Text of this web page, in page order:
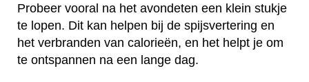
Probeer vooral na het avondeten een klein stukje
te lopen. Dit kan helpen bij de spijsvertering en
het verbranden van calorieën, en het helpt je om
te ontspannen na een lange dag.